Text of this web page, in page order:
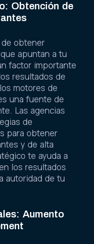
Obtención de
obtener
apuntan a tu
factor importante
resultados de
motores de
una fuente de
Las agencias
de
para obtener
y de alta
te ayuda a
los resultados
autoridad de tu
Aumento